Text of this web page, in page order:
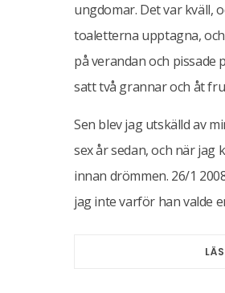
ungdomar. Det var kväll,
toaletterna upptagna,
på verandan och
satt två grannar och åt
Sen blev jag utskälld av
sex år sedan, och när jag
innan drömmen. 26/1
jag inte varför han valde